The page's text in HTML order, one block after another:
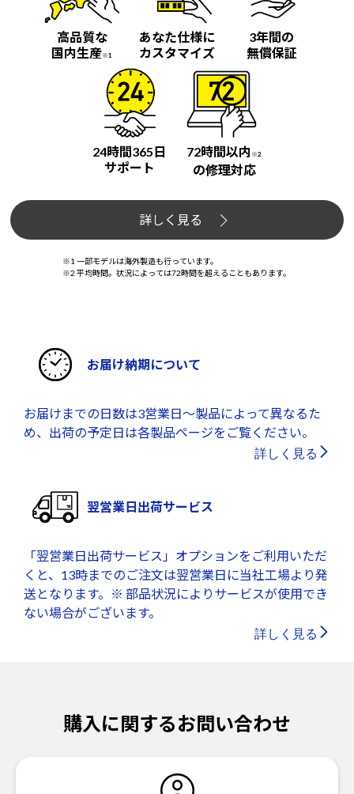
高品質な
国内生産※1
あなた仕様に
カスタマイズ
3年間の
無償保証
24時間365日
サポート
72時間以内 ※2
の修理対応
詳しく見る
※1 一部モデルは海外製造も行っています。
※2 平均時間。状況によっては72時間を超えることもあります。
お届け納期について
お届けまでの日数は3営業日～製品によって異なるた
め、出荷の予定日は各製品ページをご覧ください。
詳しく見る
翌営業日出荷サービス
「翌営業日出荷サービス」オプションをご利用いただ
くと、13時までのご注文は翌営業日に当社工場より発
送となります。※ 部品状況によりサービスが使用でき
ない場合がございます。
詳しく見る
購入に関するお問い合わせ